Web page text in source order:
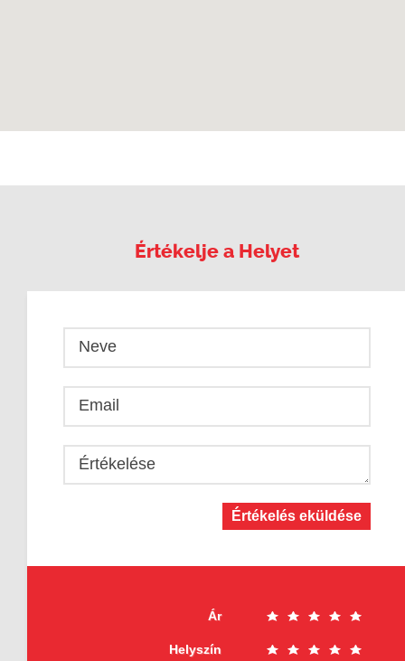
Értékelje a Helyet
Neve
Email
Értékelése
Értékelés eküldése
Ár
Helyszín